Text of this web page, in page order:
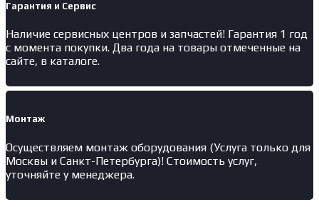
Гарантия и Сервис
Наличие сервисных центров и запчастей! Гарантия 1 год
с момента покупки. Два года на товары отмеченные на
сайте, в каталоге.
Монтаж
Осуществляем монтаж оборудования (Услуга только для
Москвы и Санкт-Петербурга)! Стоимость услуг,
уточняйте у менеджера.